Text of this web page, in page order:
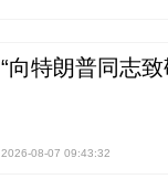
“向特朗普同志
2026-08-07 09:43:32